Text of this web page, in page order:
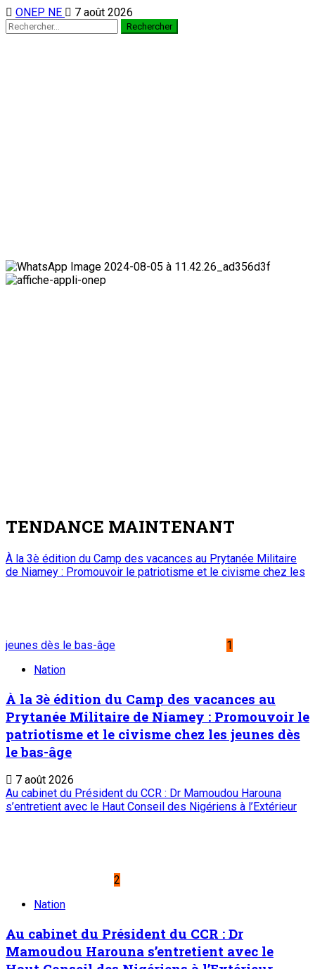
ONEP NE 7 août 2026
TENDANCE MAINTENANT
À la 3è édition du Camp des vacances au Prytanée Militaire
de Niamey : Promouvoir le patriotisme et le civisme chez les
jeunes dès le bas-âge
1
Nation
À la 3è édition du Camp des vacances au
Prytanée Militaire de Niamey : Promouvoir le
patriotisme et le civisme chez les jeunes dès
le bas-âge
7 août 2026
Au cabinet du Président du CCR : Dr Mamoudou Harouna
s’entretient avec le Haut Conseil des Nigériens à l’Extérieur
2
Nation
Au cabinet du Président du CCR : Dr
Mamoudou Harouna s’entretient avec le